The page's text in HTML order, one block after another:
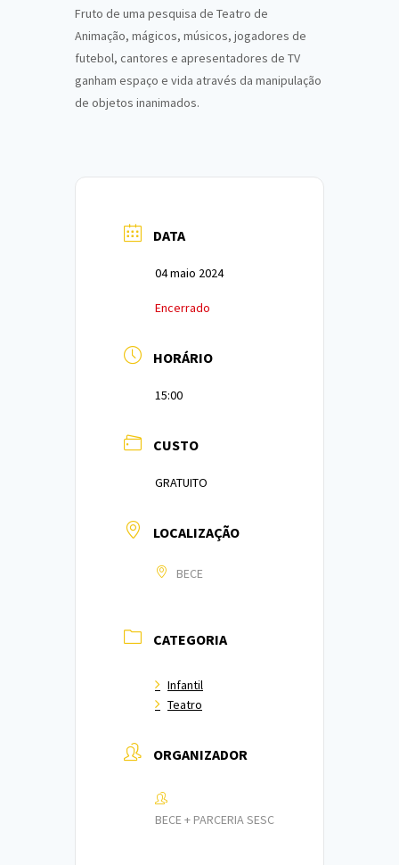
Fruto de uma pesquisa de Teatro de
Animação, mágicos, músicos, jogadores de
futebol, cantores e apresentadores de TV
ganham espaço e vida através da manipulação
de objetos inanimados.
DATA
04 maio 2024
Encerrado
HORÁRIO
15:00
CUSTO
GRATUITO
LOCALIZAÇÃO
BECE
CATEGORIA
Infantil
Teatro
ORGANIZADOR
BECE + PARCERIA SESC